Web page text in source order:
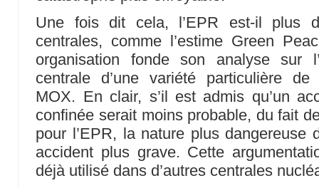
Une fois dit cela, l’EPR est-il plus
centrales, comme l’estime Green
organisation fonde son analyse sur
centrale d’une variété particulière
MOX. En clair, s’il est admis qu’un
confinée serait moins probable, du fait
pour l’EPR, la nature plus dangereuse
accident plus grave. Cette
déjà utilisé dans d’autres centrales